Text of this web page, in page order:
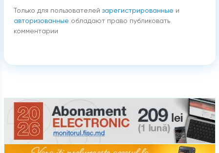
Только для пользователей зарегистрированные и
авторизованные обладают право публиковать
комментарии